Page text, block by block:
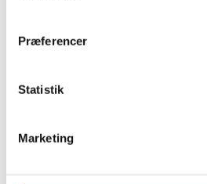
Præferencer
Statistik
Marketing
- FN's humanitære
Response Fund)
yderligere om WFP og
hjemmesiden for den
ReliefWeb
indeholder de
rapporter om